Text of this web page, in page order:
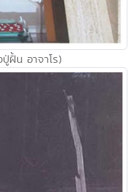
ปู่ฝั้น อาจาโร)